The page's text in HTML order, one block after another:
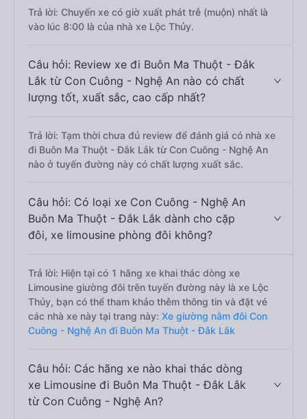
Trả lời: Chuyến xe có giờ xuất phát trễ (muộn) nhất là
vào lúc 8:00 là của nhà xe Lộc Thủy.
Câu hỏi: Review xe đi Buôn Ma Thuột - Đắk
Lắk từ Con Cuông - Nghệ An nào có chất
lượng tốt, xuất sắc, cao cấp nhất?
Trả lời: Tạm thời chưa đủ review để đánh giá có nhà xe
đi Buôn Ma Thuột - Đắk Lắk từ Con Cuông - Nghệ An
nào ở tuyến đường này có chất lượng xuất sắc.
Câu hỏi: Có loại xe Con Cuông - Nghệ An
Buôn Ma Thuột - Đắk Lắk dành cho cặp
đôi, xe limousine phòng đôi không?
Trả lời: Hiện tại có 1 hãng xe khai thác dòng xe
Limousine giường đôi trên tuyến đường này là xe Lộc
Thủy, bạn có thể tham khảo thêm thông tin và đặt vé
các nhà xe này tại trang này: Xe giường nằm đôi Con
Cuông - Nghệ An đi Buôn Ma Thuột - Đắk Lắk
Câu hỏi: Các hãng xe nào khai thác dòng
xe Limousine đi Buôn Ma Thuột - Đắk Lắk
từ Con Cuông - Nghệ An?